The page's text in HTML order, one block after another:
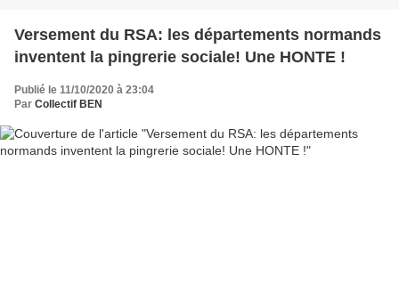
Versement du RSA: les départements normands
inventent la pingrerie sociale! Une HONTE !
Publié le 11/10/2020 à 23:04
Par Collectif BEN